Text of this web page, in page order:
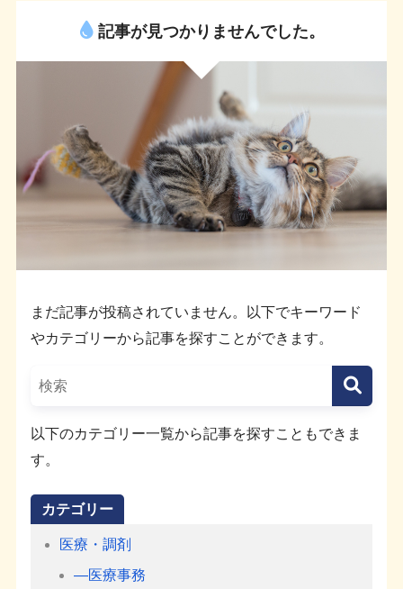
記事が見つかりませんでした。
まだ記事が投稿されていません。以下でキーワード
やカテゴリーから記事を探すことができます。
以下のカテゴリー一覧から記事を探すこともできま
す。
カテゴリー
医療・調剤
―医療事務